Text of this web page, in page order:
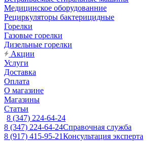
Медицинское оборудованние
Рециркуляторы бактерицидные
Горелки
Газовые горелки
Дизельные горелки
Акции
Услуги
Доставка
Оплата
О магазине
Магазины
Статьи
8 (347) 224-64-24
8 (347) 224-64-24Справочная служба
8 (917) 415-95-21Консультация эксперта